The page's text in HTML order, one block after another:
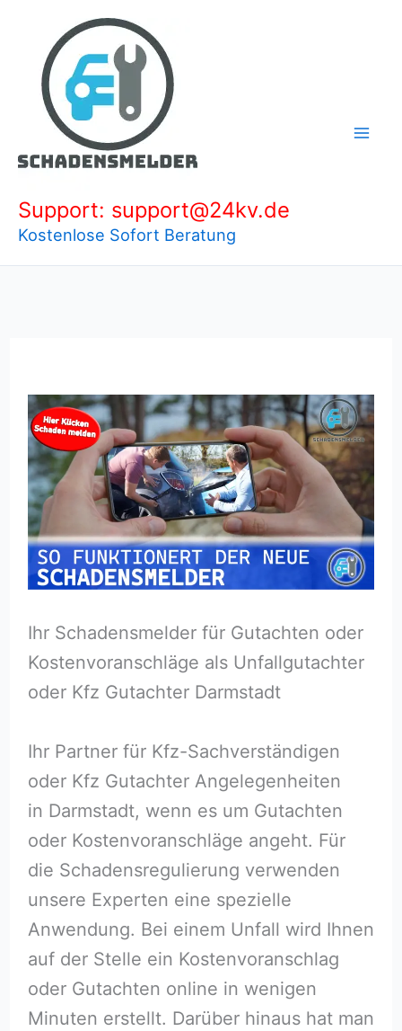
springen
Support: support@24kv.de
Kostenlose Sofort Beratung
Ihr Schadensmelder für Gutachten oder
Kostenvoranschläge als Unfallgutachter
oder Kfz Gutachter Darmstadt
Ihr Partner für Kfz-Sachverständigen
oder Kfz Gutachter Angelegenheiten
in Darmstadt, wenn es um Gutachten
oder Kostenvoranschläge angeht. Für
die Schadensregulierung verwenden
unsere Experten eine spezielle
Anwendung. Bei einem Unfall wird Ihnen
auf der Stelle ein Kostenvoranschlag
oder Gutachten online in wenigen
Minuten erstellt. Darüber hinaus hat man